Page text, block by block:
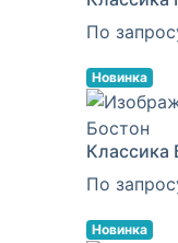
По
Новинка
Классика
По
Новинка